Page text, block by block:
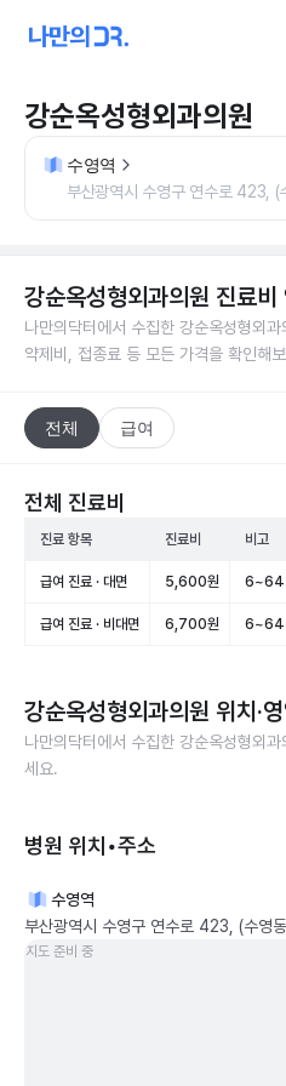
강순옥성형외과의원
수영역
부산광역시 수영구 연수로 423, (
강순옥성형외과의원 진료비
나만의닥터에서 수집한 강순옥성형외과
약제비, 접종료 등 모든 가격을 확인해
전체 급여
전체 진료비
진료 항목 진료비 비고
급여 진료 · 대면 5,600원 6~64
급여 진료 · 비대면 6,700원 6~64
강순옥성형외과의원 위치·
나만의닥터에서 수집한 강순옥성형외과
세요.
병원 위치•주소
수영역
부산광역시 수영구 연수로 423, (수영
지도 준비 중